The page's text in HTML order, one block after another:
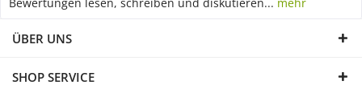
ÜBER UNS
SHOP SERVICE